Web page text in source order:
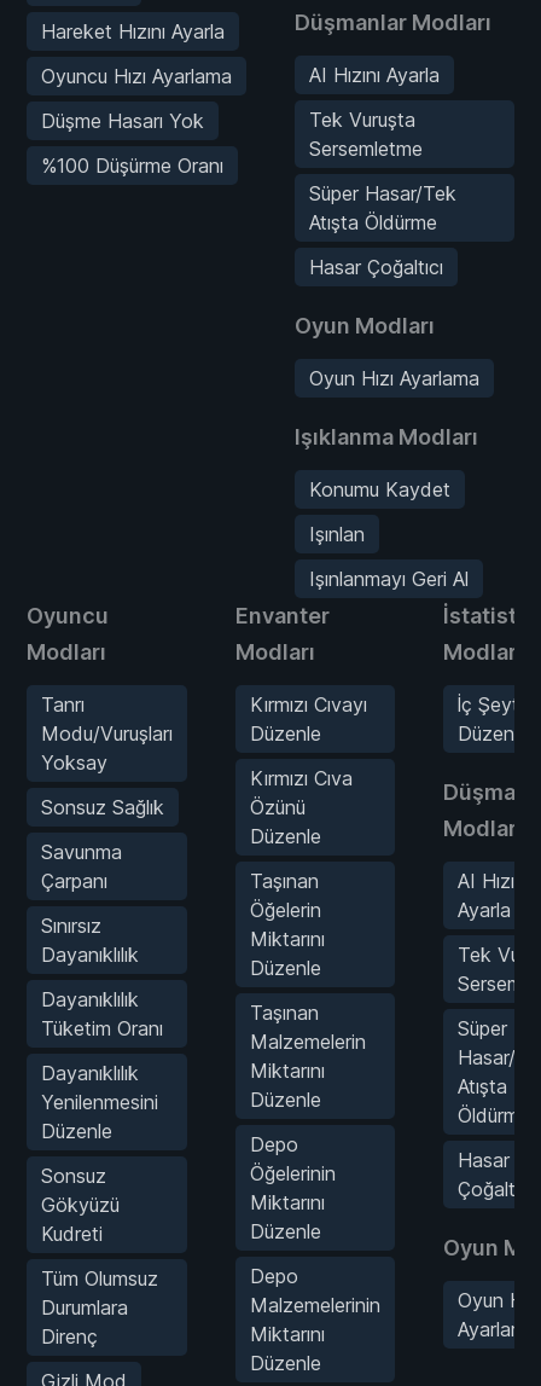
Hareket Hızını Ayarla
Oyuncu Hızı Ayarlama
Düşme Hasarı Yok
%100 Düşürme Oranı
Düşmanlar Modları
AI Hızını Ayarla
Tek Vuruşta
Sersemletme
Süper Hasar/Tek
Atışta Öldürme
Hasar Çoğaltıcı
Oyun Modları
Oyun Hızı Ayarlama
Işıklanma Modları
Konumu Kaydet
Işınlan
Işınlanmayı Geri Al
Oyuncu
Modları
Tanrı
Modu/Vuruşları
Yoksay
Sonsuz Sağlık
Savunma
Çarpanı
Sınırsız
Dayanıklılık
Dayanıklılık
Tüketim Oranı
Dayanıklılık
Yenilenmesini
Düzenle
Sonsuz
Gökyüzü
Kudreti
Tüm Olumsuz
Durumlara
Direnç
Gizli Mod
Envanter
Modları
Kırmızı Cıvayı
Düzenle
Kırmızı Cıva
Özünü
Düzenle
Taşınan
Öğelerin
Miktarını
Düzenle
Taşınan
Malzemelerin
Miktarını
Düzenle
Depo
Öğelerinin
Miktarını
Düzenle
Depo
Malzemelerinin
Miktarını
Düzenle
İstatistik
Modları
İç
Düzenle
Modları
AI Hızını
Ayarla
Tek
Süper
Hasar/
Atışta
Öldürme
Hasar
Çoğaltıcı
Oyun
Oyun Hızı
Ayarlama